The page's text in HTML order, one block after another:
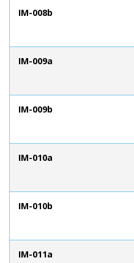
IM-008b
IM-009a
IM-009b
IM-010a
IM-010b
IM-011a